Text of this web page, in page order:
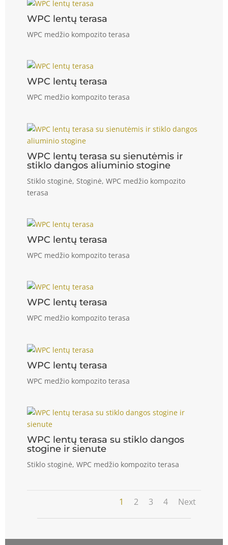
WPC lentų terasa
WPC medžio kompozito terasa
WPC lentų terasa
WPC medžio kompozito terasa
WPC lentų terasa su sienutėmis ir
stiklo dangos aliuminio stogine
Stiklo stoginė, Stoginė, WPC medžio kompozito
terasa
WPC lentų terasa
WPC medžio kompozito terasa
WPC lentų terasa
WPC medžio kompozito terasa
WPC lentų terasa
WPC medžio kompozito terasa
WPC lentų terasa su stiklo dangos
stogine ir sienute
Stiklo stoginė, WPC medžio kompozito terasa
1 2 3 4 Next